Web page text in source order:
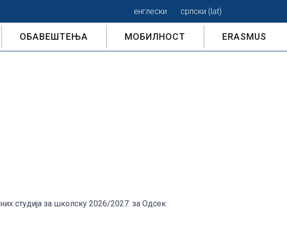
енглески српски (lat)
ОБАВЕШТЕЊА МОБИЛНОСТ ERASMUS
студија за школску 2026/2027. за Одсек